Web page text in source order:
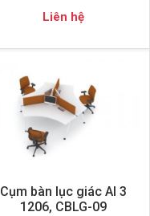
Liên hệ
Cụm bàn lục giác AI 3
1206, CBLG-09